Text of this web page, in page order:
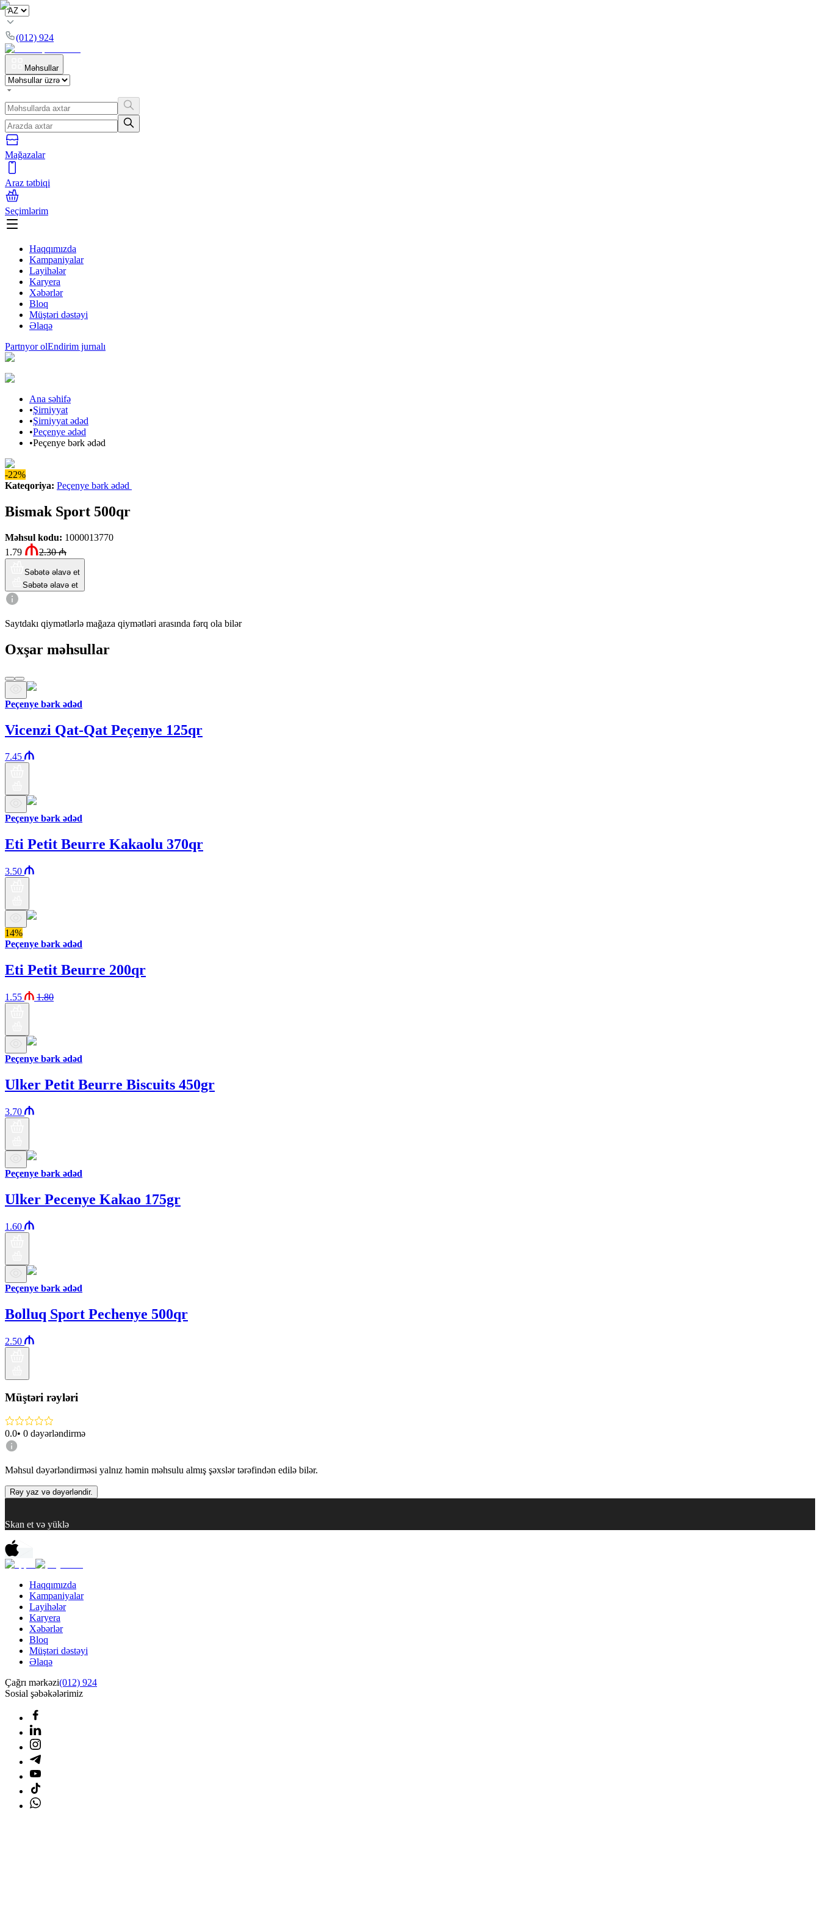
(012) 924
Məhsullar
Mağazalar
Araz tətbiqi
Seçimlərim
Haqqımızda
Kampaniyalar
Layihələr
Karyera
Xəbərlər
Bloq
Müştəri dəstəyi
Əlaqə
Partnyor olEndirim jurnalı
Ana səhifə
•Şirniyyat
•Şirniyyat ədəd
•Peçenye ədəd
•Peçenye bərk ədəd
-22%
Kateqoriya: Peçenye bərk ədəd
Bismak Sport 500qr
Məhsul kodu: 1000013770
1.79
2.30₼
Səbətə əlavə et
Səbətə əlavə et
Saytdakı qiymətlərlə mağaza qiymətləri arasında fərq ola bilər
Oxşar məhsullar
Peçenye bərk ədəd
Vicenzi Qat-Qat Peçenye 125qr
7.45
Peçenye bərk ədəd
Eti Petit Beurre Kakaolu 370qr
3.50
14%
Peçenye bərk ədəd
Eti Petit Beurre 200qr
1.55 1.80
Peçenye bərk ədəd
Ulker Petit Beurre Biscuits 450gr
3.70
Peçenye bərk ədəd
Ulker Pecenye Kakao 175gr
1.60
Peçenye bərk ədəd
Bolluq Sport Pechenye 500qr
2.50
Müştəri rəyləri
0.0• 0 dəyərləndirmə
Məhsul dəyərləndirməsi yalnız həmin məhsulu almış şəxslər tərəfindən edilə bilər.
Rəy yaz və dəyərləndir.
Skan et və yüklə
Haqqımızda
Kampaniyalar
Layihələr
Karyera
Xəbərlər
Bloq
Müştəri dəstəyi
Əlaqə
Çağrı mərkəzi(012) 924
Sosial şəbəkələrimiz